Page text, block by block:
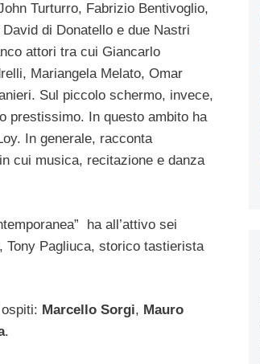
Turturro, Fabrizio Bentivoglio,
di Donatello e due Nastri
attori tra cui Giancarlo
Mariangela Melato, Omar
Sul piccolo schermo, invece,
prestissimo. In questo ambito ha
In generale, racconta
cui musica, recitazione e danza
ha all’attivo sei
Tony Pagliuca, storico tastierista
Marcello Sorgi, Mauro
.